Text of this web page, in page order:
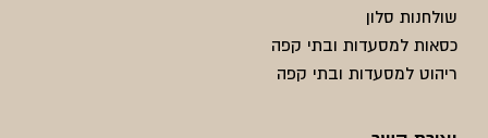
שולחנות סלון
כסאות למסעדות ובתי קפה
ריהוט למסעדות ובתי קפה